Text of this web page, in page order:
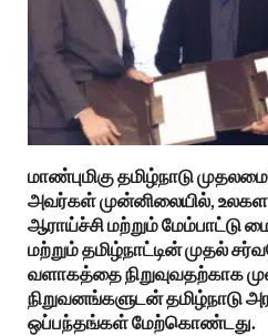
மாண்புமிகு தமிழ்நாடு
அவர்கள் முன்னிலையில்,
ஆராய்ச்சி மற்றும் மேம்பாட்டு
மற்றும் தமிழ்நாட்டின் முதல்
வளாகத்தை நிறுவுவதற்காக
நிறுவனங்களுடன் தமிழ்நாடு
ஒப்பந்தங்கள் மேற்கொண்டது.